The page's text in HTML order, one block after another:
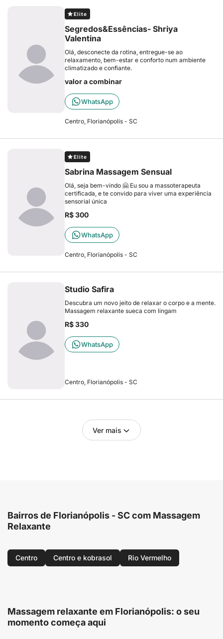
Elite
Segredos&Essências- Shriya
Valentina
Olá, desconecte da rotina, entregue-se ao
relaxamento, bem-estar e conforto num ambiente
climatizado e confiante.
valor a combinar
WhatsApp
Centro, Florianópolis - SC
Elite
Sabrina Massagem Sensual
Olá, seja bem-vindo 🤗 Eu sou a massoterapeuta
certificada, e te convido para viver uma experiência
sensorial única
R$ 300
WhatsApp
Centro, Florianópolis - SC
Studio Safira
Descubra um novo jeito de relaxar o corpo e a mente.
Massagem relaxante sueca com lingam
R$ 330
WhatsApp
Centro, Florianópolis - SC
Ver mais
Bairros de Florianópolis - SC com Massagem
Relaxante
Centro Centro e kobrasol Rio Vermelho
Massagem relaxante em Florianópolis: o seu
momento começa aqui